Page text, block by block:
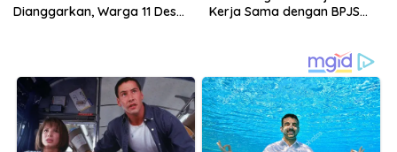
Dianggarkan, Warga 11 Desa
Kerja Sama dengan BPJS